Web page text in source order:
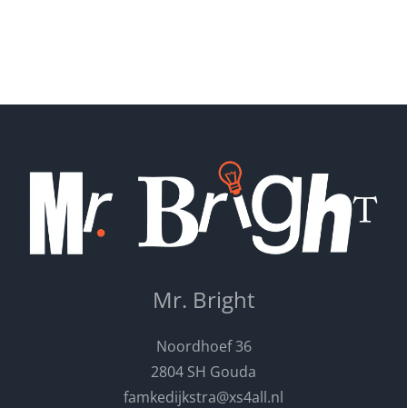
Mr. Bright
Noordhoef 36
2804 SH Gouda
famkedijkstra@xs4all.nl